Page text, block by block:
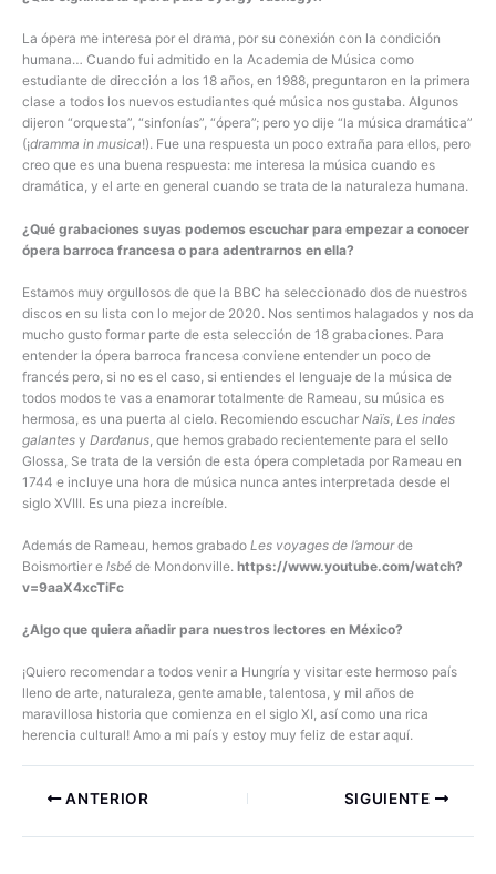
La ópera me interesa por el drama, por su conexión con la condición
humana… Cuando fui admitido en la Academia de Música como
estudiante de dirección a los 18 años, en 1988, preguntaron en la primera
clase a todos los nuevos estudiantes qué música nos gustaba. Algunos
dijeron “orquesta”, “sinfonías”, “ópera”; pero yo dije “la música dramática”
(¡dramma in musica!). Fue una respuesta un poco extraña para ellos, pero
creo que es una buena respuesta: me interesa la música cuando es
dramática, y el arte en general cuando se trata de la naturaleza humana.
¿Qué grabaciones suyas podemos escuchar para empezar a conocer
ópera barroca francesa o para adentrarnos en ella?
Estamos muy orgullosos de que la BBC ha seleccionado dos de nuestros
discos en su lista con lo mejor de 2020. Nos sentimos halagados y nos da
mucho gusto formar parte de esta selección de 18 grabaciones. Para
entender la ópera barroca francesa conviene entender un poco de
francés pero, si no es el caso, si entiendes el lenguaje de la música de
todos modos te vas a enamorar totalmente de Rameau, su música es
hermosa, es una puerta al cielo. Recomiendo escuchar Naïs Les indes
galantes y Dardanus , que hemos grabado recientemente para el sello
Glossa, Se trata de la versión de esta ópera completada por Rameau en
1744 e incluye una hora de música nunca antes interpretada desde el
siglo XVIII. Es una pieza increíble.
Además de Rameau, hemos grabado Les voyages de l’amourde
Boismortier e Isbé de Mondonville. https://www.youtube.com/watch?
v=9aaX4xcTiFc
¿Algo que quiera añadir para nuestros lectores en México?
¡Quiero recomendar a todos venir a Hungría y visitar este hermoso país
lleno de arte, naturaleza, gente amable, talentosa, y mil años de
maravillosa historia que comienza en el siglo XI, así como una rica
herencia cultural! Amo a mi país y estoy muy feliz de estar aquí.
ANTERIOR SIGUIENTE